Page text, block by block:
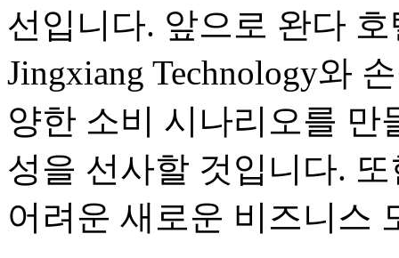
선입니다. 앞으로 완다 호
Jingxiang Technology와
양한 소비 시나리오를 만
성을 선사할 것입니다.
어려운 새로운 비즈니스